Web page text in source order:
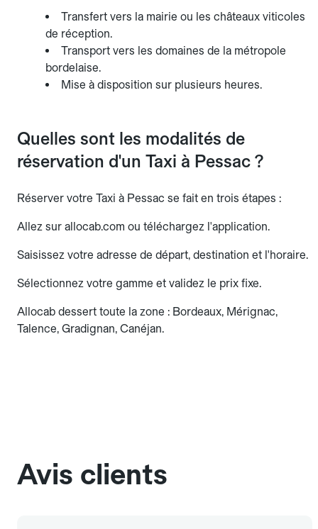
Transfert vers la mairie ou les châteaux viticoles
de réception.
Transport vers les domaines de la métropole
bordelaise.
Mise à disposition sur plusieurs heures.
Quelles sont les modalités de
réservation d'un Taxi à Pessac ?
Réserver votre Taxi à Pessac se fait en trois étapes :
Allez sur allocab.com ou téléchargez l'application.
Saisissez votre adresse de départ, destination et l'horaire.
Sélectionnez votre gamme et validez le prix fixe.
Allocab dessert toute la zone : Bordeaux, Mérignac,
Talence, Gradignan, Canéjan.
Avis clients